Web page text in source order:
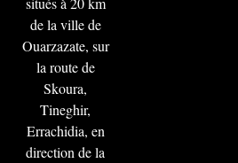
de la ville de
Ouarzazate, sur
la route de
Skoura,
Tineghir,
Errachidia, en
direction de la